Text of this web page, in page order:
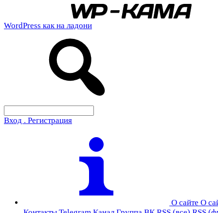
WordPress как на ладони
Вход . Регистрация
О сайте О